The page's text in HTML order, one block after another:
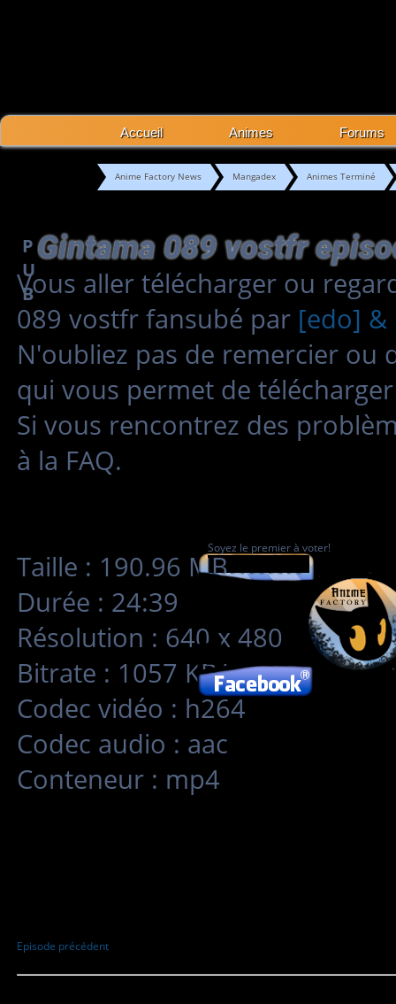
Accueil Animes Forums
Anime Factory News Mangadex Animes Terminé
P
U
B
Gintama 089 vostfr
Vous aller télécharger ou
089 vostfr fansubé par [edo] &
N'oubliez pas de remercier ou
qui vous permet de
Si vous rencontrez des
à la FAQ.
Taille : 190.96 MB
Durée : 24:39
Résolution : 640 x 480
Bitrate : 1057 KB/s
Codec vidéo : h264
Codec audio : aac
Conteneur : mp4
Soyez le premier à voter!
Episode précédent